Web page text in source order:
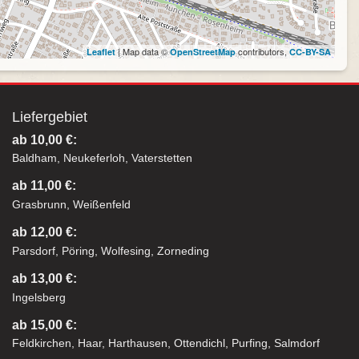
Leaflet| Map data ©OpenStreetMapcontributors, CC-BY-SA
Liefergebiet
ab 10,00 €:
Baldham, Neukeferloh, Vaterstetten
ab 11,00 €:
Grasbrunn, Weißenfeld
ab 12,00 €:
Parsdorf, Pöring, Wolfesing, Zorneding
ab 13,00 €:
Ingelsberg
ab 15,00 €:
Feldkirchen, Haar, Harthausen, Ottendichl, Purfing, Salmdorf